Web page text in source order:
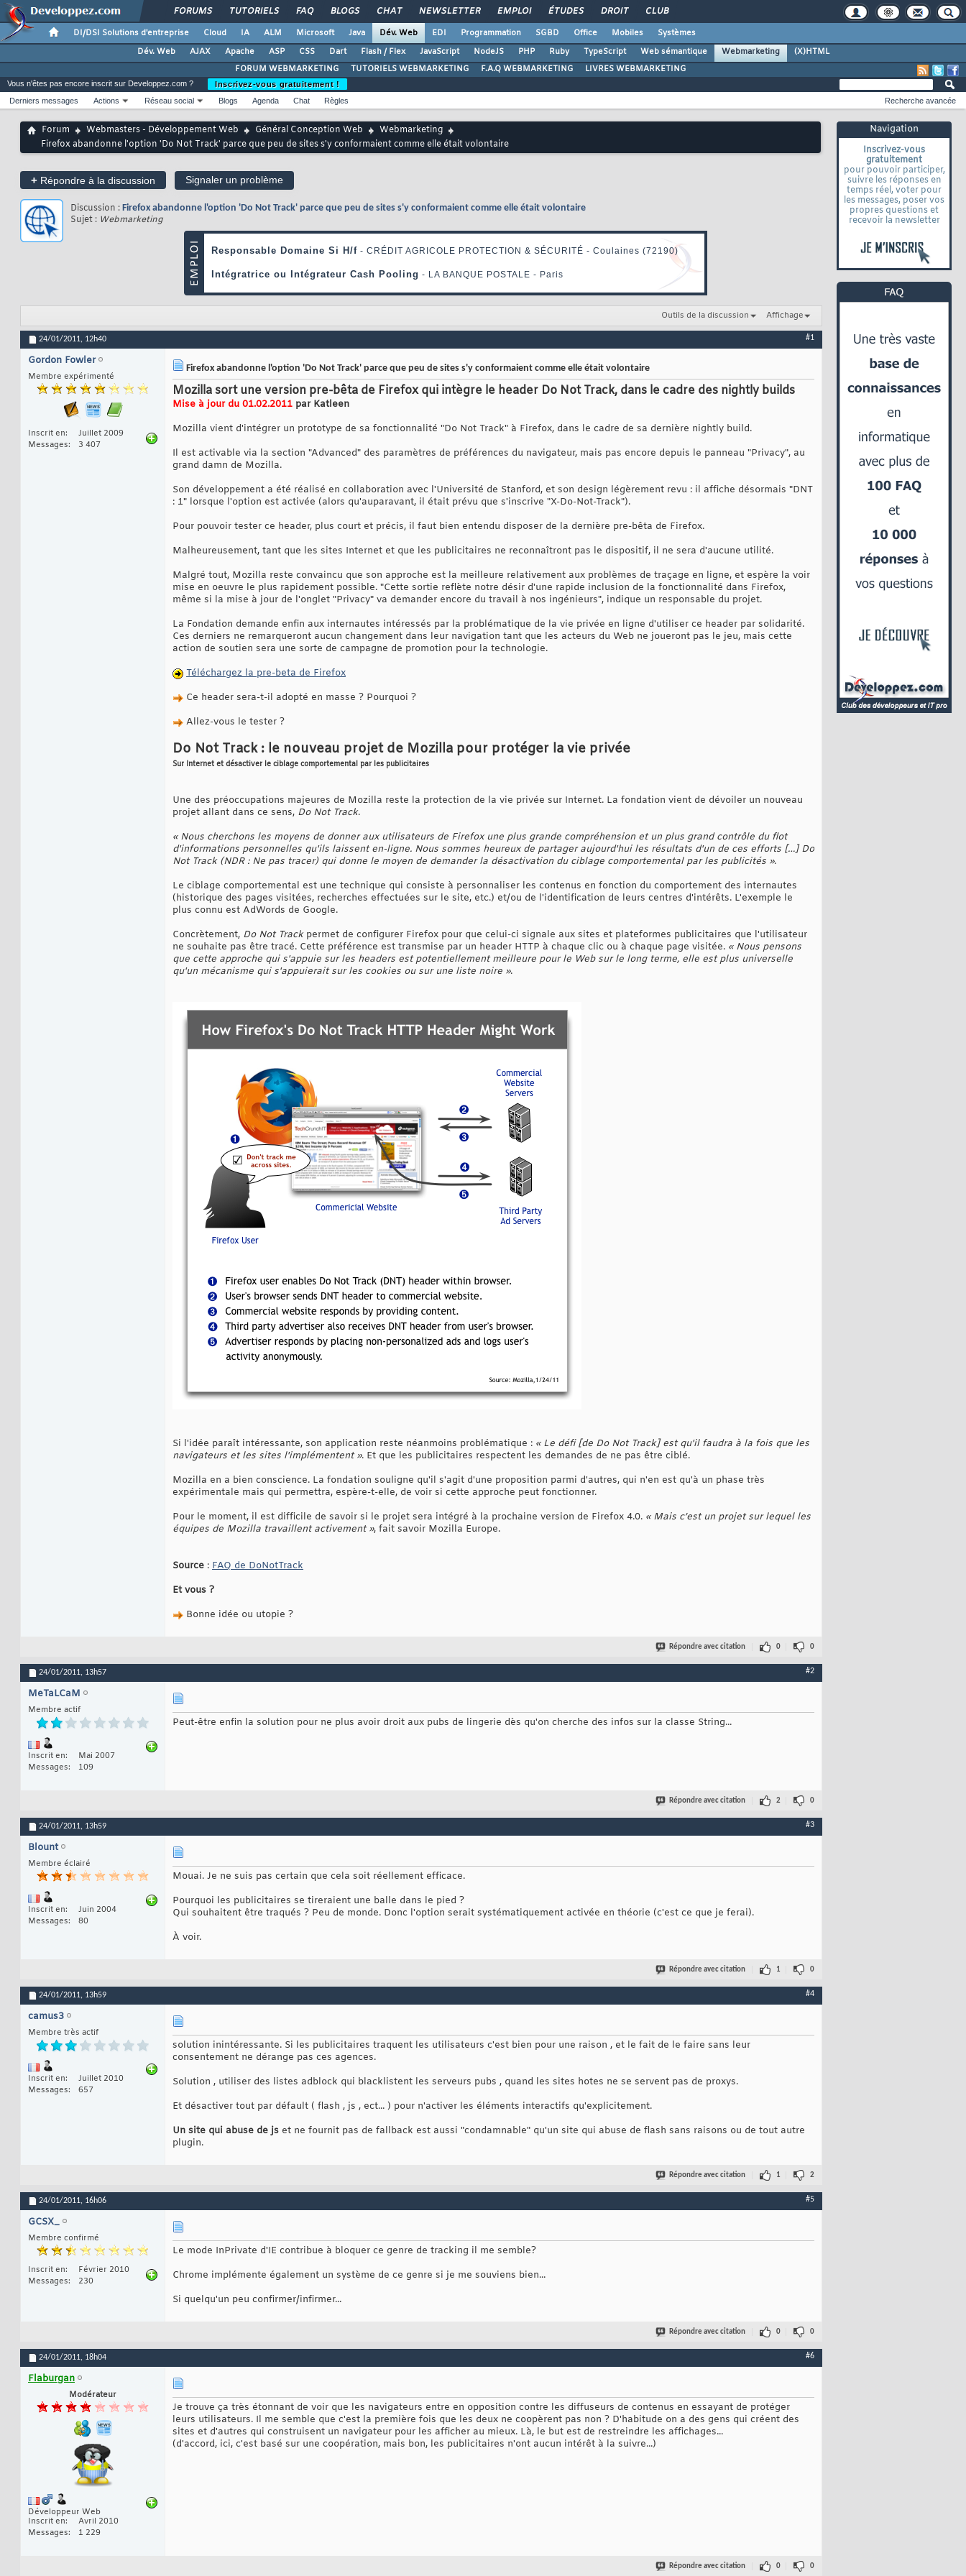
FORUMS TUTORIELS FAQ BLOGS CHAT NEWSLETTER EMPLOI ÉTUDES DROIT CLUB
DI/DSI Solutions d'entreprise Cloud IA ALM Microsoft Java Dév. Web EDI Programmation SGBD Office Mobiles
Systèmes
Dév. Web
AJAX Apache ASP CSS Dart Flash / Flex JavaScript NodeJS PHP Ruby TypeScript Web sémantique Webmarketing
(X)HTML
FORUM WEBMARKETING
TUTORIELS WEBMARKETING F.A.Q WEBMARKETING LIVRES WEBMARKETING
Navigation
Inscrivez-vous
gratuitement
pour pouvoir participer,
suivre les réponses en
temps réel, voter pour
les messages, poser vos
propres questions et
recevoir la newsletter
Vous n'êtes pas encore inscrit sur Developpez.com ?
Inscrivez-vous gratuitement !
Derniers messages
Actions Réseau social Blogs Agenda Chat Règles Recherche avancée
Forum Webmasters - Développement Web Général Conception Web
Webmarketing
Firefox abandonne l'option 'Do Not Track' parce que peu de sites s'y conformaient comme elle était volontaire
+ Répondre à la discussion Signaler un problème
Discussion : Firefox abandonne l'option 'Do Not Track' parce que peu de sites s'y conformaient comme elle était volontaire
Sujet : Webmarketing
Outils de la discussion Affichage
24/01/2011, 12h40 #1
Gordon Fowler
Membre expérimenté
Inscrit en
Juillet 2009
Messages
3 407
Firefox abandonne l'option 'Do Not Track' parce que peu de sites s'y conformaient comme elle était volontaire
Mozilla sort une version pre-bêta de Firefox qui intègre le header Do Not Track, dans le cadre des nightly builds
Mise à jour du 01.02.2011 par Katleen
Mozilla vient d'intégrer un prototype de sa fonctionnalité "Do Not Track" à Firefox, dans le cadre de sa dernière nightly build.
Il est activable via la section "Advanced" des paramètres de préférences du navigateur, mais pas encore depuis le panneau "Privacy", au
grand damn de Mozilla.
Son développement a été réalisé en collaboration avec l'Université de Stanford, et son design légèrement revu : il affiche désormais "DNT
: 1" lorsque l'option est activée (alors qu'auparavant, il était prévu que s'inscrive "X-Do-Not-Track").
Pour pouvoir tester ce header, plus court et précis, il faut bien entendu disposer de la dernière pre-bêta de Firefox.
Malheureusement, tant que les sites Internet et que les publicitaires ne reconnaîtront pas le dispositif, il ne sera d'aucune utilité.
Malgré tout, Mozilla reste convaincu que son approche est la meilleure relativement aux problèmes de traçage en ligne, et espère la voir
mise en oeuvre le plus rapidement possible. "Cette sortie reflète notre désir d'une rapide inclusion de la fonctionnalité dans Firefox,
même si la mise à jour de l'onglet "Privacy" va demander encore du travail à nos ingénieurs", indique un responsable du projet.
La Fondation demande enfin aux internautes intéressés par la problématique de la vie privée en ligne d'utiliser ce header par solidarité.
Ces derniers ne remarqueront aucun changement dans leur navigation tant que les acteurs du Web ne joueront pas le jeu, mais cette
action de soutien sera une sorte de campagne de promotion pour la technologie.
Téléchargez la pre-beta de Firefox
Ce header sera-t-il adopté en masse ? Pourquoi ?
Allez-vous le tester ?
Do Not Track : le nouveau projet de Mozilla pour protéger la vie privée
Sur Internet et désactiver le ciblage comportemental par les publicitaires
Une des préoccupations majeures de Mozilla reste la protection de la vie privée sur Internet. La fondation vient de dévoiler un nouveau
projet allant dans ce sens, Do Not Track.
« Nous cherchons les moyens de donner aux utilisateurs de Firefox une plus grande compréhension et un plus grand contrôle du flot
d'informations personnelles qu'ils laissent en-ligne. Nous sommes heureux de partager aujourd'hui les résultats d'un de ces efforts […] Do
Not Track (NDR : Ne pas tracer) qui donne le moyen de demander la désactivation du ciblage comportemental par les publicités ».
Le ciblage comportemental est une technique qui consiste à personnaliser les contenus en fonction du comportement des internautes
(historique des pages visitées, recherches effectuées sur le site, etc.) et/ou de l'identification de leurs centres d'intérêts. L'exemple le
plus connu est AdWords de Google.
Concrètement, Do Not Trackpermet de configurer Firefox pour que celui-ci signale aux sites et plateformes publicitaires que l'utilisateur
ne souhaite pas être tracé. Cette préférence est transmise par un header HTTP à chaque clic ou à chaque page visitée. « Nous pensons
que cette approche qui s'appuie sur les headers est potentiellement meilleure pour le Web sur le long terme, elle est plus universelle
qu'un mécanisme qui s'appuierait sur les cookies ou sur une liste noire ».
Si l'idée paraît intéressante, son application reste néanmoins problématique : « Le défi [de Do Not Track] est qu'il faudra à la fois que les
navigateurs et les sites l'implémentent ». Et que les publicitaires respectent les demandes de ne pas être ciblé.
Mozilla en a bien conscience. La fondation souligne qu'il s'agit d'une proposition parmi d'autres, qui n'en est qu'à un phase très
expérimentale mais qui permettra, espère-t-elle, de voir si cette approche peut fonctionner.
Pour le moment, il est difficile de savoir si le projet sera intégré à la prochaine version de Firefox 4.0. « Mais c’est un projet sur lequel les
équipes de Mozilla travaillent activement », fait savoir Mozilla Europe.
Source : FAQ de DoNotTrack
Et vous ?
Bonne idée ou utopie ?
Répondre avec citation 0 0
24/01/2011, 13h57 #2
MeTaLCaM
Membre actif
Inscrit en
Mai 2007
Messages
109
Peut-être enfin la solution pour ne plus avoir droit aux pubs de lingerie dès qu'on cherche des infos sur la classe String...
Répondre avec citation 2 0
24/01/2011, 13h59 #3
Blount
Membre éclairé
Inscrit en
Juin 2004
Messages
80
Mouai. Je ne suis pas certain que cela soit réellement efficace.
Pourquoi les publicitaires se tireraient une balle dans le pied ?
Qui souhaitent être traqués ? Peu de monde. Donc l'option serait systématiquement activée en théorie (c'est ce que je ferai).
À voir.
Répondre avec citation 1 0
24/01/2011, 13h59 #4
camus3
Membre très actif
Inscrit en
Juillet 2010
Messages
657
solution inintéressante. Si les publicitaires traquent les utilisateurs c'est bien pour une raison , et le fait de le faire sans leur
consentement ne dérange pas ces agences.
Solution , utiliser des listes adblock qui blacklistent les serveurs pubs , quand les sites hotes ne se servent pas de proxys.
Et désactiver tout par défault ( flash , js , ect... ) pour n'activer les éléments interactifs qu'explicitement.
Un site qui abuse de js et ne fournit pas de fallback est aussi "condamnable" qu'un site qui abuse de flash sans raisons ou de tout autre
plugin.
Répondre avec citation 1 2
24/01/2011, 16h06 #5
GCSX_
Membre confirmé
Inscrit en
Février 2010
Messages
230
Le mode InPrivate d'IE contribue à bloquer ce genre de tracking il me semble?
Chrome implémente également un système de ce genre si je me souviens bien...
Si quelqu'un peu confirmer/infirmer...
Répondre avec citation 0 0
24/01/2011, 18h04 #6
Flaburgan
Modérateur
Développeur Web
Inscrit en
Avril 2010
Messages
1 229
Je trouve ça très étonnant de voir que les navigateurs entre en opposition contre les diffuseurs de contenus en essayant de protéger
leurs utilisateurs. Il me semble que c'est la première fois que les deux ne coopèrent pas non ? D'habitude on a des gens qui créent des
sites et d'autres qui construisent un navigateur pour les afficher au mieux. Là, le but est de restreindre les affichages...
(d'accord, ici, c'est basé sur une coopération, mais bon, les publicitaires n'ont aucun intérêt à la suivre...)
Répondre avec citation 0 0